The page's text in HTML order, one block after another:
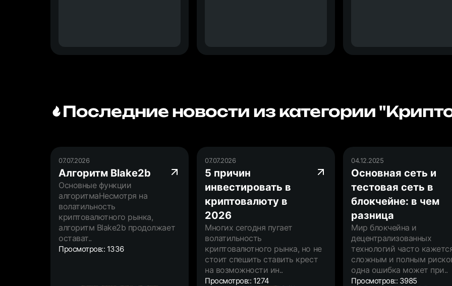
Последние новости из категории
07.07.2026
Алгоритм Blake2b
Основные функции
алгоритмаНесмотря на
волатильность
криптовалютного рынка,
алгоритм Blake2b продолжает
остават..
Просмотров:: 1336
07.07.2026
5 причин
инвестировать в
криптовалюту в
2026
Многих сегодня пугает
волатильность
криптовалютного рынка, но не
стоит спешить ставить крест
на возможности ин..
Просмотров:: 1274
04.12.2025
Основная сеть и
тестовая сеть в
блокчейне: в чем
разница
Мир блокчейна и
децентрализованных
технологий часто
сложным и полным
одна ошибка может при..
Просмотров:: 3985